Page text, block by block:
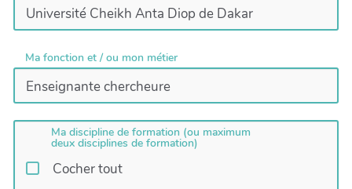
Ma fonction et / ou mon métier
Ma discipline de formation (ou maximum
deux disciplines de formation)
Cocher tout